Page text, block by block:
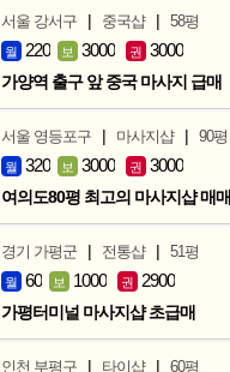
서울 강서구 | 중국샵 | 58평
월 220 보 3000 권 3000
가양역 출구 앞 중국 마사지 급매
서울 영등포구 | 마사지샵 | 90평
월 320 보 3000 권 3000
여의도80평 최고의 마사지샵 매매
경기 가평군 | 전통샵 | 51평
월 60 보 1000 권 2900
가평터미널 마사지샵 초급매
인천 부평구 | 타이샵 | 60평